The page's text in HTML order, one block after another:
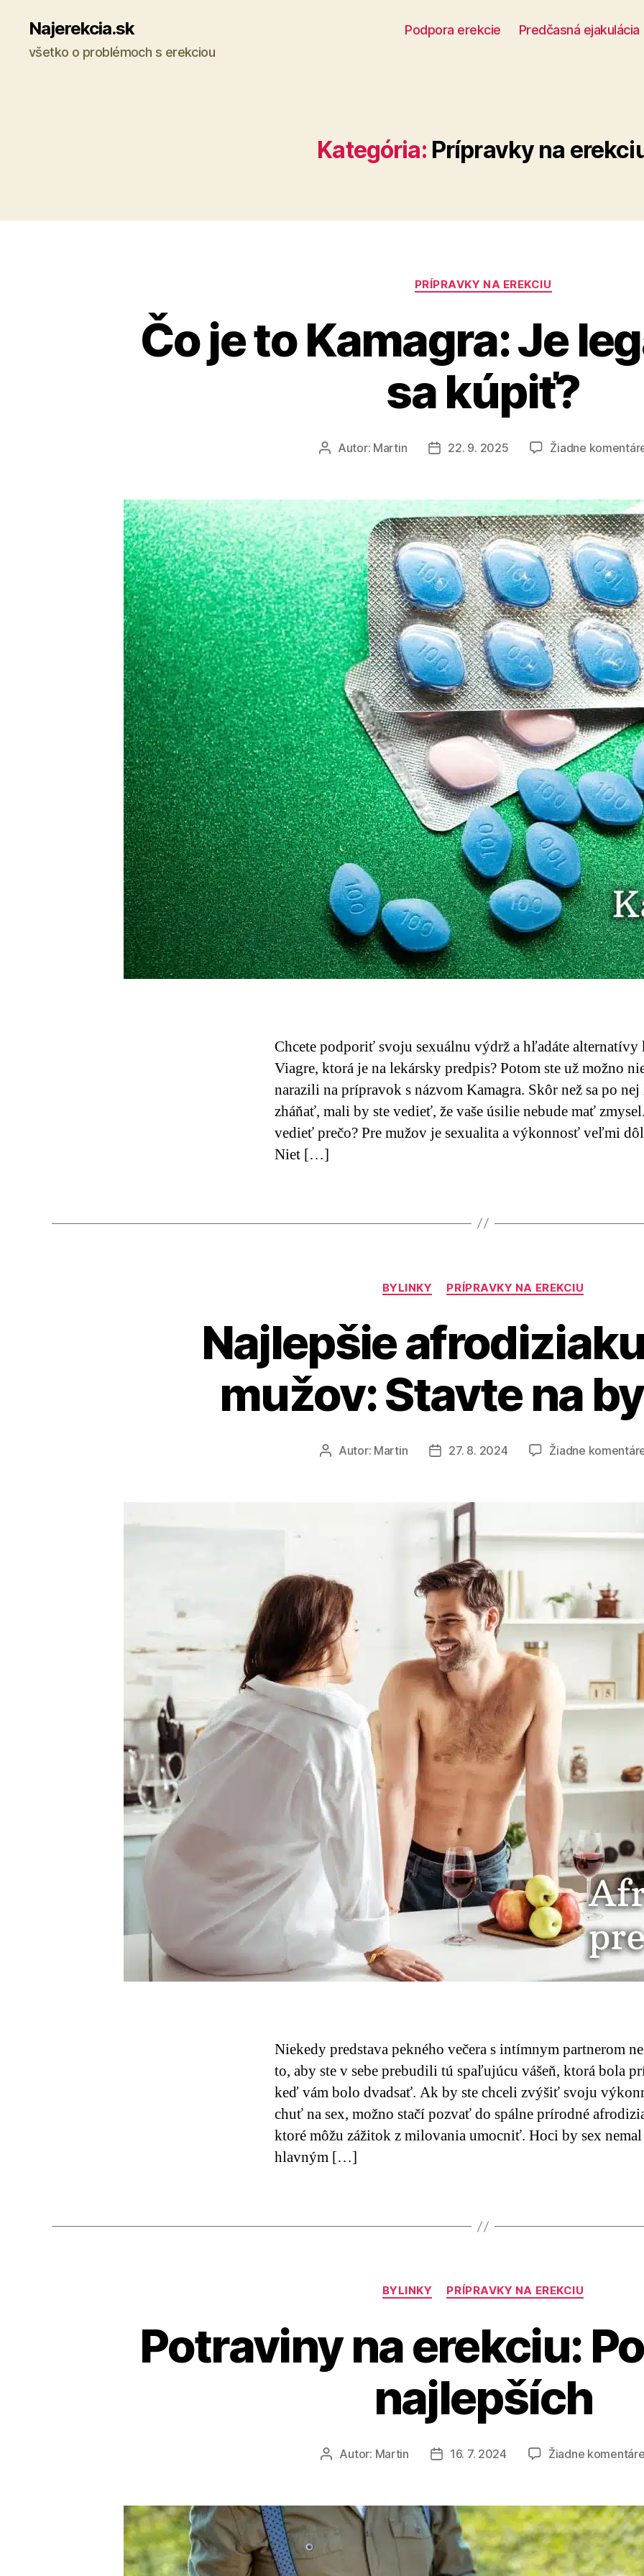
Najerekcia.sk
všetko o problémoch s erekciou
Podpora erekcie Predčasná ejakulácia
Kategória: Prípravky na
Kategórie
PRÍPRAVKY NA EREKCIU
Čo je to Kamagra: Je
sa kúpiť?
AutorAutor: Martin
Dátum
22. 9. 2025 Žiadne
Chcete podporiť svoju sexuálnu výdrž a hľadáte alternatívy
Viagre, ktorá je na lekársky predpis? Potom ste už možno
narazili na prípravok s názvom Kamagra. Skôr než sa po nej
zháňať, mali by ste vedieť, že vaše úsilie nebude mať
vedieť prečo? Pre mužov je sexualita a výkonnosť veľmi
Niet […]
Kategórie
BYLINKY PRÍPRAVKY NA EREKCIU
Najlepšie
mužov: Stavte na
AutorAutor: Martin
Dátum
27. 8. 2024 Žiadne
Niekedy predstava pekného večera s intímnym partnerom
to, aby ste v sebe prebudili tú spaľujúcu vášeň, ktorá bola
keď vám bolo dvadsať. Ak by ste chceli zvýšiť svoju
chuť na sex, možno stačí pozvať do spálne prírodné
ktoré môžu zážitok z milovania umocniť. Hoci by sex
hlavným […]
Kategórie
BYLINKY PRÍPRAVKY NA EREKCIU
Potraviny na erekciu:
najlepších
AutorAutor: Martin
Dátum
16. 7. 2024 Žiadne komentáre